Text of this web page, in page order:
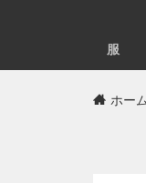
服
ホーム